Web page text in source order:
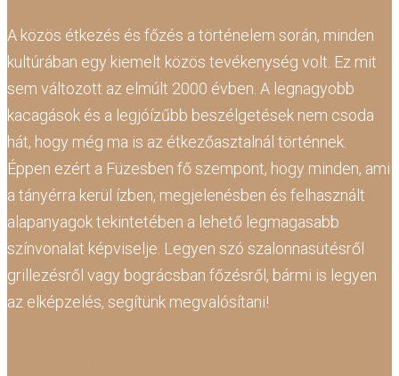
A közös étkezés és főzés a történelem során, minden
kultúrában egy kiemelt közös tevékenység volt. Ez mit
sem változott az elmúlt 2000 évben. A legnagyobb
kacagások és a legjóízűbb beszélgetések nem csoda
hát, hogy még ma is az étkezőasztalnál történnek.
Éppen ezért a Füzesben fő szempont, hogy minden, ami
a tányérra kerül ízben, megjelenésben és felhasznált
alapanyagok tekintetében a lehető legmagasabb
színvonalat képviselje. Legyen szó szalonnasütésről
grillezésről vagy bográcsban főzésről, bármi is legyen
az elképzelés, segítünk megvalósítani!